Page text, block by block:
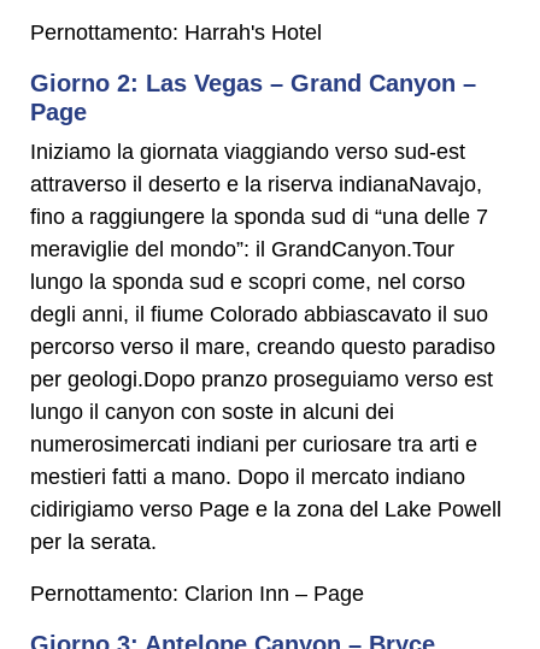
Pernottamento: Harrah's Hotel
Giorno 2: Las Vegas – Grand Canyon –
Page
Iniziamo la giornata viaggiando verso sud-est
attraverso il deserto e la riserva indianaNavajo,
fino a raggiungere la sponda sud di “una delle 7
meraviglie del mondo”: il GrandCanyon.Tour
lungo la sponda sud e scopri come, nel corso
degli anni, il fiume Colorado abbiascavato il suo
percorso verso il mare, creando questo paradiso
per geologi.Dopo pranzo proseguiamo verso est
lungo il canyon con soste in alcuni dei
numerosimercati indiani per curiosare tra arti e
mestieri fatti a mano. Dopo il mercato indiano
cidirigiamo verso Page e la zona del Lake Powell
per la serata.
Pernottamento: Clarion Inn – Page